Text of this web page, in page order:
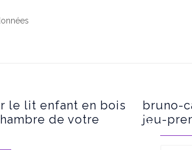
le lit enfant en bois
de votre
bruno-
jeu-